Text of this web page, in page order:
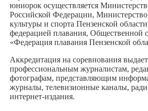
юниорок осуществляется
Российской Федерации,
культуры и спорта Пензенской
федерацией плавания, Общественной
«Федерация плавания Пензенской
Аккредитация на соревнования
профессиональным журналистам,
фотографам, представляющим
журналы, телевизионные каналы,
интернет-издания.